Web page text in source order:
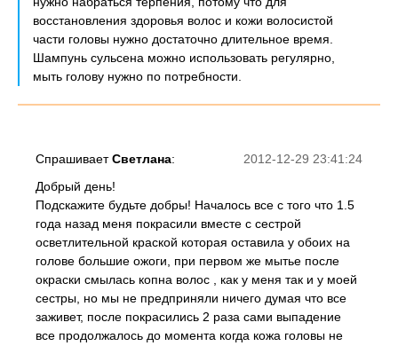
восстановления здоровья волос и кожи волосистой
части головы нужно достаточно длительное время.
Шампунь сульсена можно использовать регулярно,
мыть голову нужно по потребности.
2012-12-29 23:41:24
СпрашиваетСветлана:
Добрый день!
Подскажите будьте добры! Началось все с того что 1.5
года назад меня покрасили вместе с сестрой
осветлительной краской которая оставила у обоих на
голове большие ожоги, при первом же мытье после
окраски смылась копна волос , как у меня так и у моей
сестры, но мы не предприняли ничего думая что все
заживет, после покрасились 2 раза сами выпадение
все продолжалось до момента когда кожа головы не